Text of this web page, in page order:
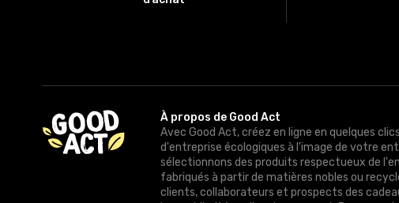
À propos de Good Act
Avec Good Act, créez en ligne en quelques
d'entreprise écologiques à l'image de votre
sélectionnons des produits respectueux de
fabriqués à partir de matières nobles ou
clients, collaborateurs et prospects des